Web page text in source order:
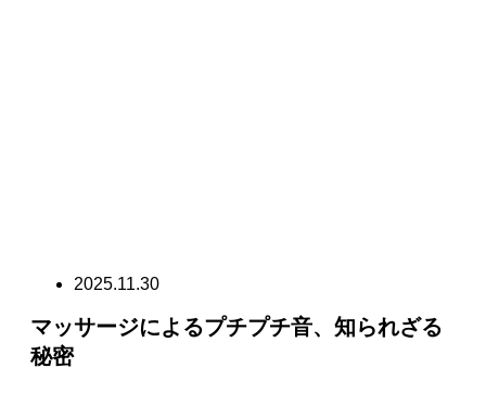
2025.11.30
マッサージによるプチプチ音、知られざる
秘密